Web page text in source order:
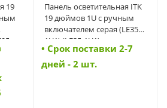
19
Панель осветительная ITK
19 дюймов 1U с ручным
включателем серая (LE35-
1U1) (LE35-1U1)
• Cрок поставки 2-7
дней - 2 шт.